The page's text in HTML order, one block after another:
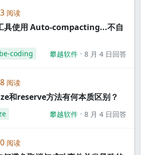
阅读
具使用 Auto-compacting...不自
coding 攀越软件 8 月 4 日回答
阅读
和reserve方法有何本质区别？
攀越软件 8 月 4 日回答
阅读